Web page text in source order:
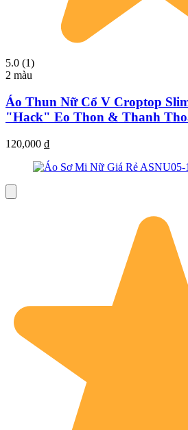
5.0 (1)
2 màu
Áo Thun Nữ Cổ V Croptop
"Hack" Eo Thon & Thanh
120,000 ₫